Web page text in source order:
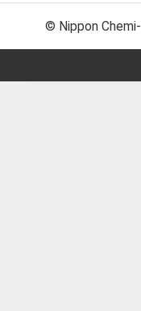
© Nippon